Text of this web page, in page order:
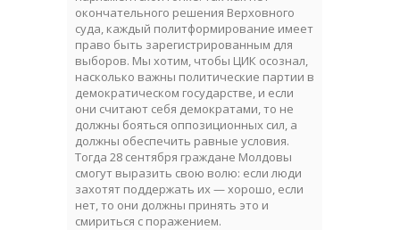
окончательного решения Верховного
суда, каждый политформирование имеет
право быть зарегистрированным для
выборов. Мы хотим, чтобы ЦИК осознал,
насколько важны политические партии в
демократическом государстве, и если
они считают себя демократами, то не
должны бояться оппозиционных сил, а
должны обеспечить равные условия.
Тогда 28 сентября граждане Молдовы
смогут выразить свою волю: если люди
захотят поддержать их — хорошо, если
нет, то они должны принять это и
смириться с поражением.